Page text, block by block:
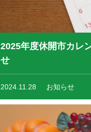
2025年度休開市カレ
せ
2024.11.28 お知らせ